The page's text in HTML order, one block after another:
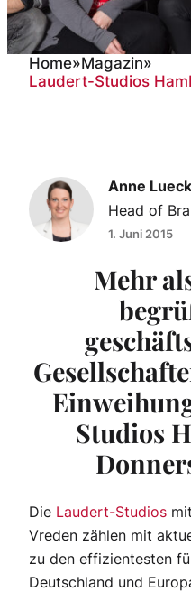
Laudert-
Home»Magazin»
Laudert-Studios
Anne Lueck
Head of
1. Juni 2015
Mehr
Studios
Die Laudert-Studios
Vreden zählen mit
zu den effizientesten
Deutschland und